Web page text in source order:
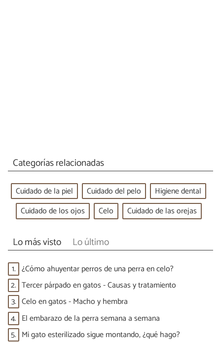
Categorías relacionadas
Cuidado de la piel Cuidado del pelo
Higiene dental
Cuidado de los ojos
Celo Cuidado de las orejas
Lo más visto Lo último
1. ¿Cómo ahuyentar perros de una perra en celo?
2. Tercer párpado en gatos - Causas y tratamiento
3. Celo en gatos - Macho y hembra
4. El embarazo de la perra semana a semana
5. Mi gato esterilizado sigue montando, ¿qué hago?